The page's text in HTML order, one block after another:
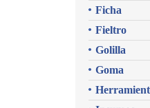
Ficha
Fieltro
Golilla
Goma